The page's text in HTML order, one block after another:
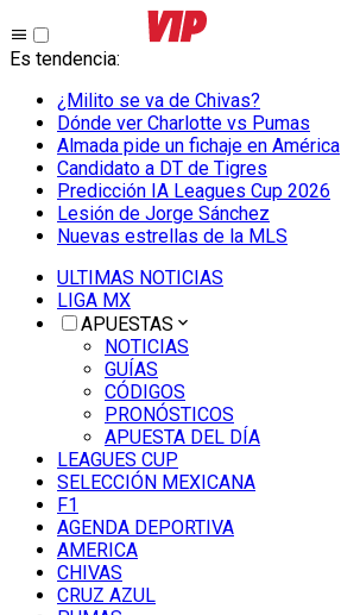
Es tendencia:
¿Milito se va de Chivas?
Dónde ver Charlotte vs Pumas
Almada pide un fichaje en América
Candidato a DT de Tigres
Predicción IA Leagues Cup 2026
Lesión de Jorge Sánchez
Nuevas estrellas de la MLS
ULTIMAS NOTICIAS
LIGA MX
APUESTAS
NOTICIAS
GUÍAS
CÓDIGOS
PRONÓSTICOS
APUESTA DEL DÍA
LEAGUES CUP
SELECCIÓN MEXICANA
F1
AGENDA DEPORTIVA
AMERICA
CHIVAS
CRUZ AZUL